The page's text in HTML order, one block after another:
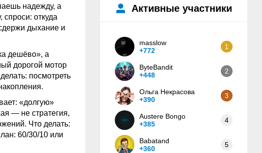
надежду, а
откуда
дыхание и
дешёво», а
дорогой мотор
посмотреть
«долгую»
— не стратегия,
Что делать:
60/30/10 или
Активные участники
masslow
+772
1
ByteBandit
+448
2
Ольга Некрасова
+390
3
Austere Bongo
+385
4
Babatand
+360
5